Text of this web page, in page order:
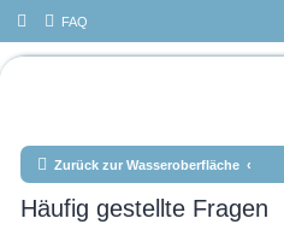
FAQ
Zurück zur Wasseroberfläche
Häufig gestellte Fragen